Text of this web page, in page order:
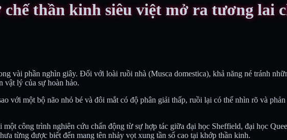
thần kinh siêu việt mở ra tương lai
vài phần nghìn giây. Đối với loài ruồi nhà (Musca domestica), khả năng né tránh
vật lý của sự hoàn hảo.
với một bộ não nhỏ bé và đôi mắt có độ phân giải thấp, ruồi lại có thể nhìn rõ và
một công trình nghiên cứu chấn động từ sự hợp tác giữa đại học Sheffield, đại học
từng được biết đến mang tên nhảy vọt xung tần số cao tại khớp thần kinh.